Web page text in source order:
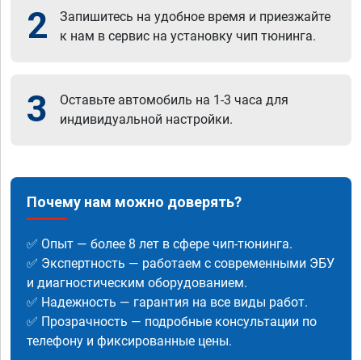
2
Запишитесь на удобное время и приезжайте
к нам в сервис на установку чип тюнинга.
3
Оставьте автомобиль на 1-3 часа для
индивидуальной настройки.
Почему нам можно доверять?
✅ Опыт — более 8 лет в сфере чип-тюнинга.
✅ Экспертность — работаем с современными ЭБУ
и диагностическим оборудованием.
✅ Надежность — гарантия на все виды работ.
✅ Прозрачность — подробные консультации по
телефону и фиксированные цены.